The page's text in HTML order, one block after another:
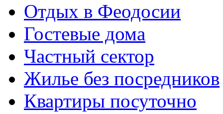
Отдых в Феодосии
Гостевые дома
Частный сектор
Жилье без посредников
Квартиры посуточно